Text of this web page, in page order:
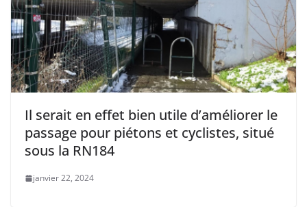
Il serait en effet bien utile d’améliorer le
passage pour piétons et cyclistes, situé
sous la RN184
janvier 22, 2024